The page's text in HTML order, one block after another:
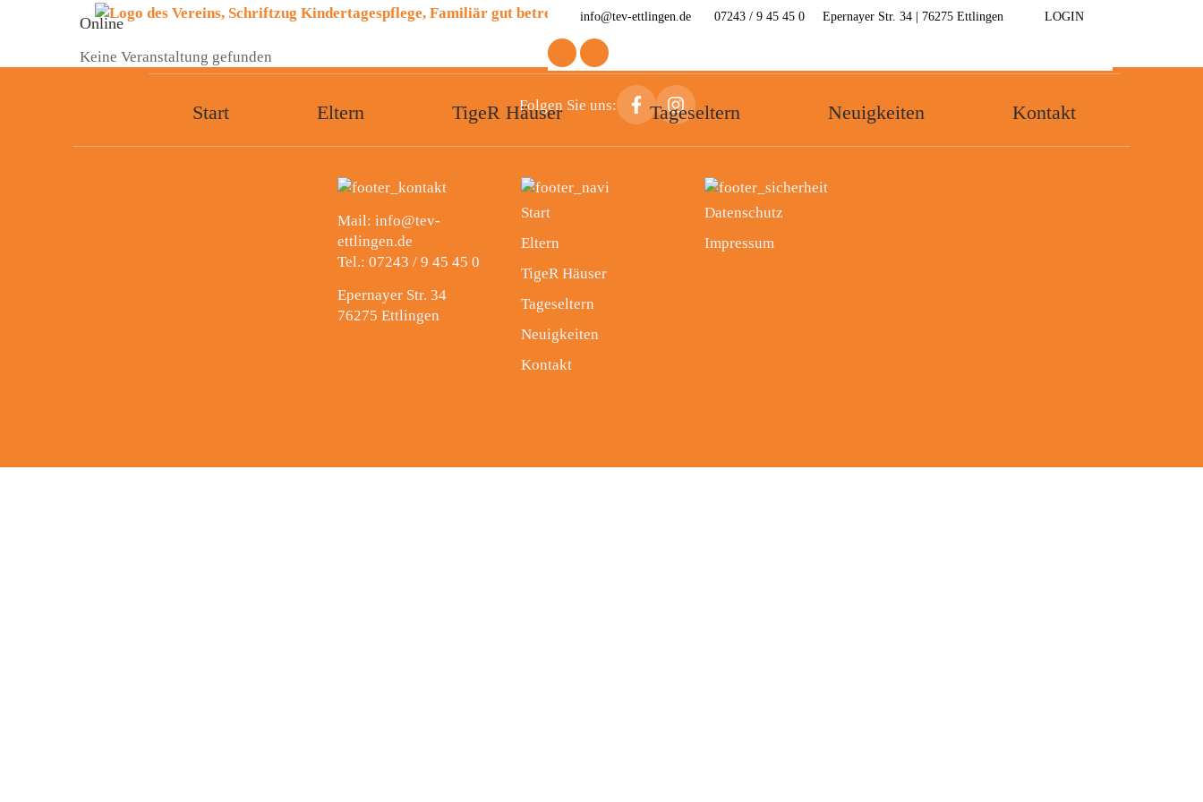
Menü überspringen info@tev-ettlingen.de 07243 / 9 45 45 0 Epernayer Str. 34 | 76275 Ettlingen LOGIN
Start Eltern TigeR Häuser Tageseltern Neuigkeiten Kontakt
Online
Keine Veranstaltung gefunden
Folgen Sie uns:
Mail: info@tev-
ettlingen.de
Tel.: 07243 / 9 45 45 0
Epernayer Str. 34
76275 Ettlingen
Start
Eltern
TigeR Häuser
Tageseltern
Neuigkeiten
Kontakt
Datenschutz
Impressum